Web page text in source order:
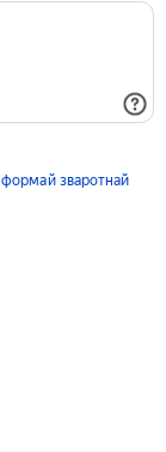
формай зваротнай